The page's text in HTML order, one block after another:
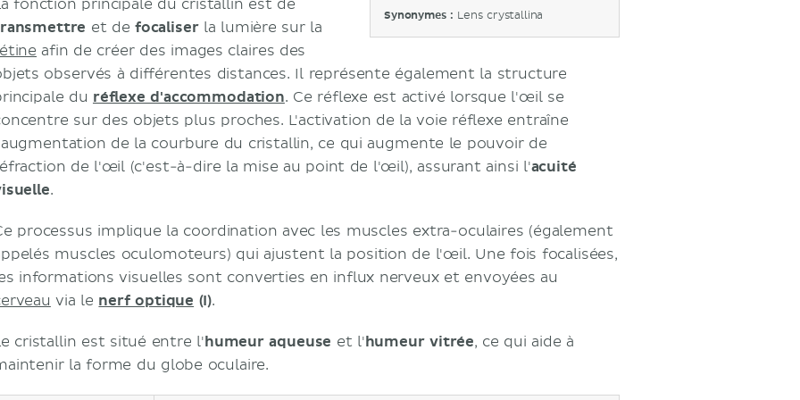
Synonymes : Lens crystallina
fonction principale du cristallin est de
et de focaliserla lumière sur la
afin de créer des images claires des
observés à différentes distances. Il représente également la structure
du réflexe d'accommodation. Ce réflexe est activé lorsque l'œil se
sur des objets plus proches. L'activation de la voie réflexe entraîne
de la courbure du cristallin, ce qui augmente le pouvoir de
de l'œil (c'est-à-dire la mise au point de l'œil), assurant ainsi l'acuité
.
processus implique la coordination avec les muscles extra-oculaires (également
muscles oculomoteurs) qui ajustent la position de l'œil. Une fois focalisées,
informations visuelles sont converties en influx nerveux et envoyées au
via le nerf optique (I).
cristallin est situé entre l'humeur aqueuse et l'humeur vitrée, ce qui aide à
la forme du globe oculaire.